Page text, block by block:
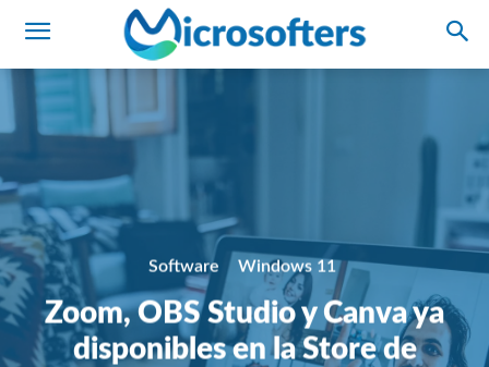
Software Windows 11
Zoom, OBS Studio y Canva ya
disponibles en la Store de